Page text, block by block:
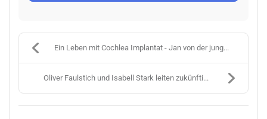
Ein Leben mit Cochlea Implantat - Jan von der jung...
Oliver Faulstich und Isabell Stark leiten zukünfti...